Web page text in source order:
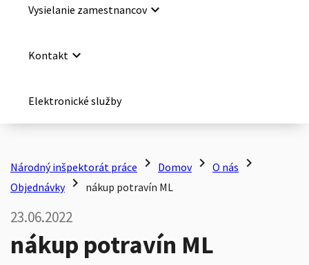
Vysielanie zamestnancovkeyboard_arrow_down
Kontakt keyboard_arrow_down
Elektronické služby
Národný inšpektorát práce chevron_right Domov chevron_right O nás chevron_right
Objednávky chevron_right nákup potravín ML
23.06.2022
nákup potravín ML